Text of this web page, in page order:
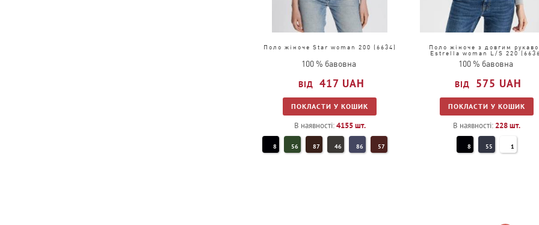
Поло жіноче Star woman 200 (6634)
100 % бавовна
417 UAH
ПОКЛАСТИ У КОШИК
В наявності:4155шт.
8 56 87 46 86 57
Поло жіноче з довгим
Estrella woman L/S 220
100 % бавовна
575 UAH
ПОКЛАСТИ У КОШИК
В наявності:228шт.
8 55 1